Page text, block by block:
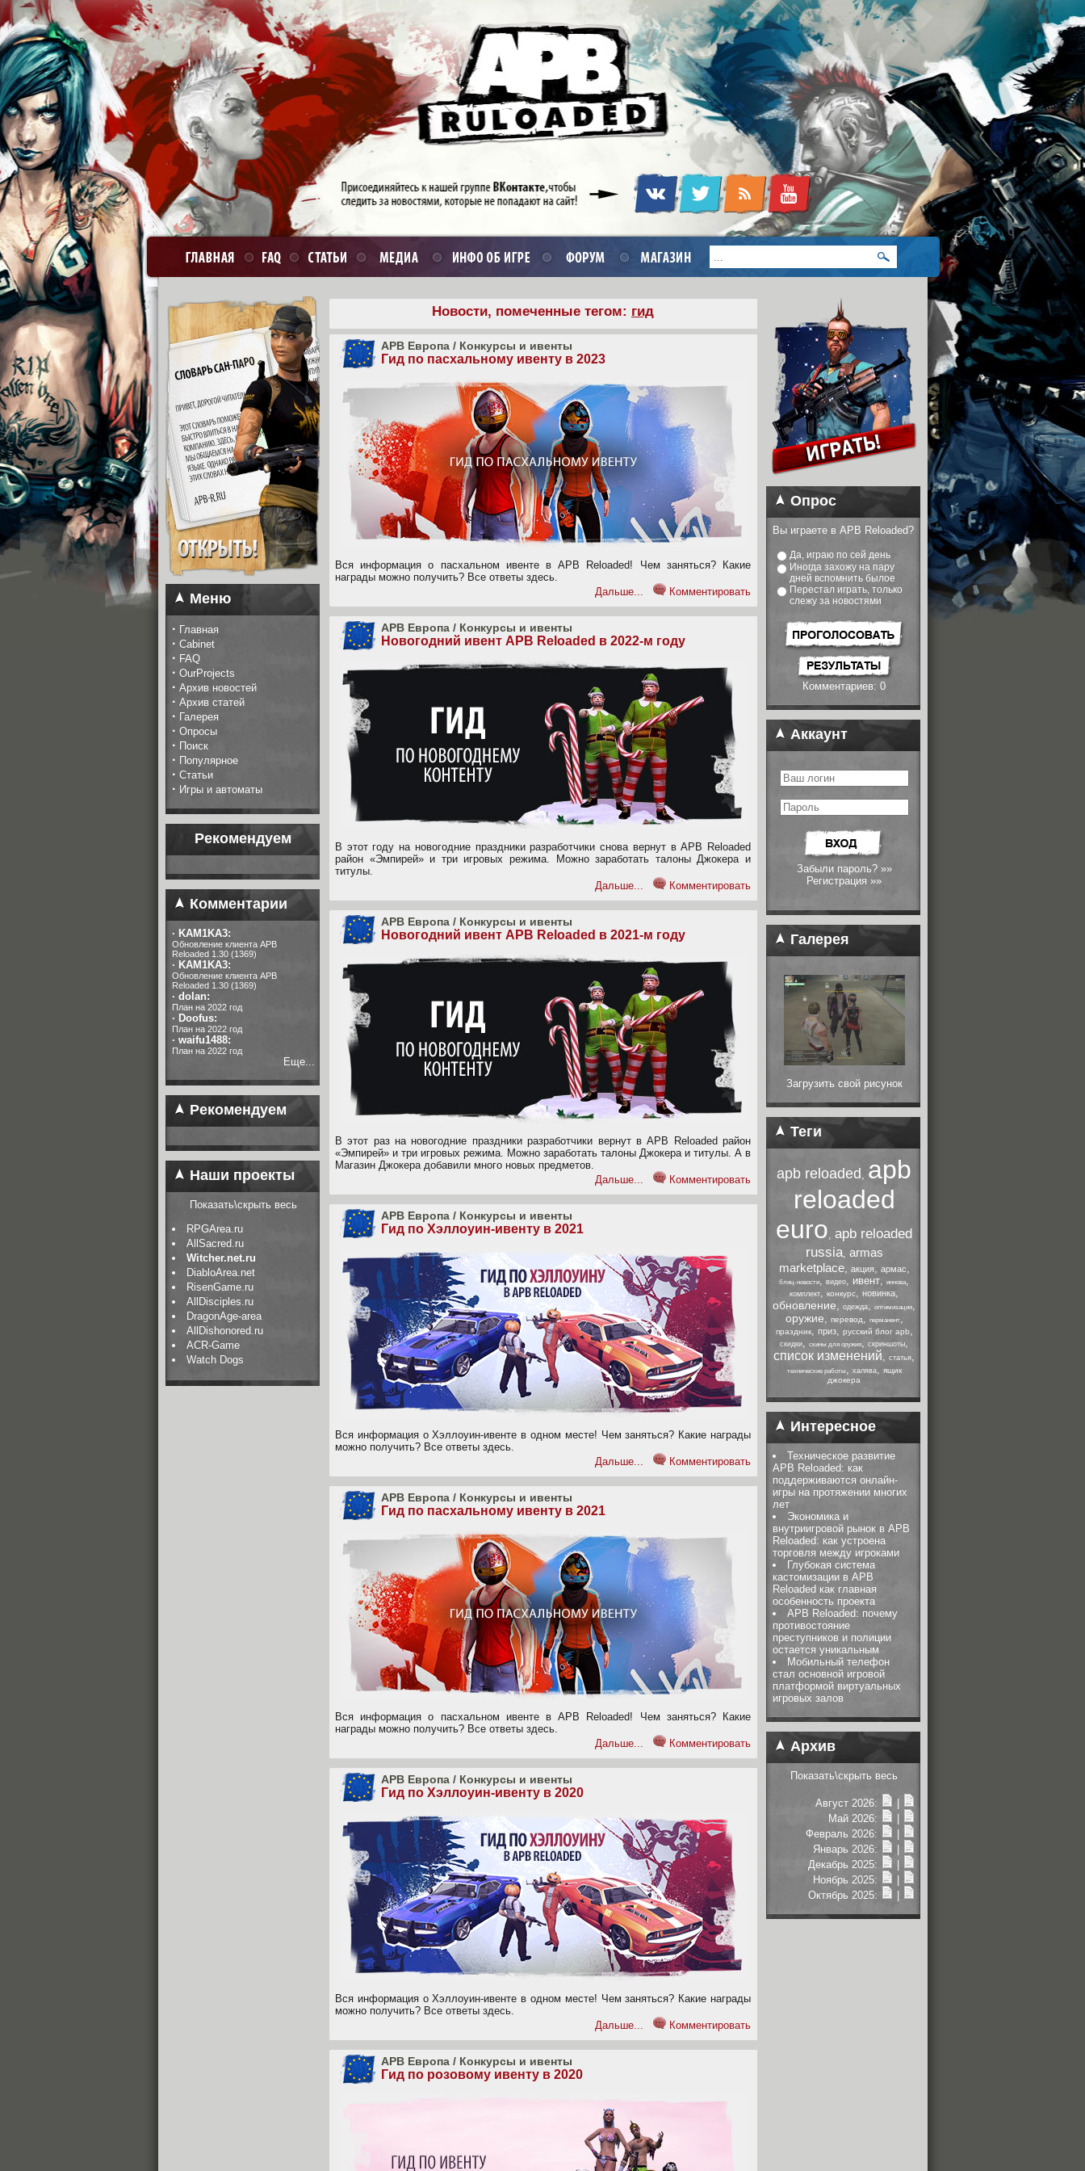
Меню
· Главная
· Cabinet
· FAQ
· OurProjects
· Архив новостей
· Архив статей
· Галерея
· Опросы
· Поиск
· Популярное
· Статьи
· Игры и автоматы
Рекомендуем
Комментарии
· KAM1KA3:
Обновление клиента APB
Reloaded 1.30 (1369)
· KAM1KA3:
Обновление клиента APB
Reloaded 1.30 (1369)
· dolan:
План на 2022 год
· Doofus:
План на 2022 год
· waifu1488:
План на 2022 год
Еще...
Рекомендуем
Наши проекты
Показать\скрыть весь
RPGArea.ru
AllSacred.ru
Witcher.net.ru
DiabloArea.net
RisenGame.ru
AllDisciples.ru
DragonAge-area
AllDishonored.ru
ACR-Game
Watch Dogs
Новости, помеченные тегом: гид
APB Европа / Конкурсы и ивенты
Гид по пасхальному ивенту в 2023
Вся информация о пасхальном ивенте в APB Reloaded! Чем заняться? Какие
награды можно получить? Все ответы здесь.
Дальше...
Комментировать
APB Европа / Конкурсы и ивенты
Новогодний ивент APB Reloaded в 2022-м году
В этот году на новогодние праздники разработчики снова вернут в APB Reloaded
район «Эмпирей» и три игровых режима. Можно заработать талоны Джокера и
титулы.
Дальше...
Комментировать
APB Европа / Конкурсы и ивенты
Новогодний ивент APB Reloaded в 2021-м году
В этот раз на новогодние праздники разработчики вернут в APB Reloaded район
«Эмпирей» и три игровых режима. Можно заработать талоны Джокера и титулы. А в
Магазин Джокера добавили много новых предметов.
Дальше...
Комментировать
APB Европа / Конкурсы и ивенты
Гид по Хэллоуин-ивенту в 2021
Вся информация о Хэллоуин-ивенте в одном месте! Чем заняться? Какие награды
можно получить? Все ответы здесь.
Дальше...
Комментировать
APB Европа / Конкурсы и ивенты
Гид по пасхальному ивенту в 2021
Вся информация о пасхальном ивенте в APB Reloaded! Чем заняться? Какие
награды можно получить? Все ответы здесь.
Дальше...
Комментировать
APB Европа / Конкурсы и ивенты
Гид по Хэллоуин-ивенту в 2020
Вся информация о Хэллоуин-ивенте в одном месте! Чем заняться? Какие награды
можно получить? Все ответы здесь.
Дальше...
Комментировать
APB Европа / Конкурсы и ивенты
Гид по розовому ивенту в 2020
Опрос
Вы играете в APB Reloaded?
Да, играю по сей день
Иногда захожу на пару
дней вспомнить былое
Перестал играть, только
слежу за новостями
Комментариев: 0
Аккаунт
Забыли пароль? »»
Регистрация »»
Галерея
Загрузить свой рисунок
Теги
apb reloaded , apb
reloaded
euro, apb reloaded
russia, armas
marketplace, акция, армас,
блиц-новости, видео, ивент, иннова,
комплект, конкурс, новинка,
обновление, одежда, оптимизация,
оружие, перевод, перманент,
праздник, приз, русский блог apb,
скидки, скины для оружия, скриншоты,
список изменений, статья,
технические работы, халява, ящик
джокера
Интересное
Техническое развитие
APB Reloaded: как
поддерживаются онлайн-
игры на протяжении многих
лет
Экономика и
внутриигровой рынок в APB
Reloaded: как устроена
торговля между игроками
Глубокая система
кастомизации в APB
Reloaded как главная
особенность проекта
APB Reloaded: почему
противостояние
преступников и полиции
остается уникальным
Мобильный телефон
стал основной игровой
платформой виртуальных
игровых залов
Архив
Показать\скрыть весь
Август 2026:
Май 2026:
Февраль 2026:
Январь 2026:
Декабрь 2025:
Ноябрь 2025:
Октябрь 2025: